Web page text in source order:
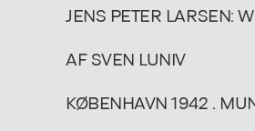
JENS PETER LARSEN:
AF SVEN LUNIV
KØBENHAVN 1942 .